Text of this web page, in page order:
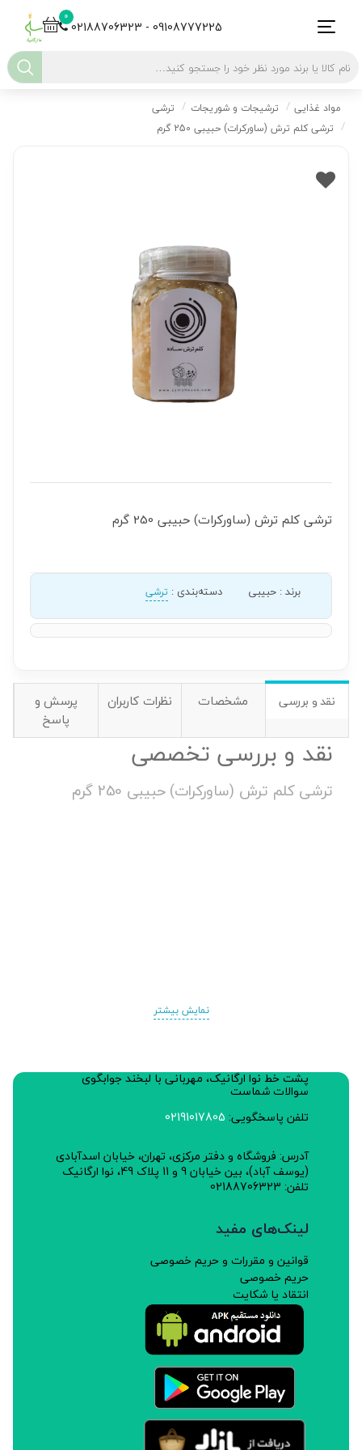
0
02188706323 - 09108777225
مواد غذایی ترشیجات و شوریجات
ترشی
ترشی کلم ترش (ساورکرات) حبیبی 250 گرم
ترشی کلم ترش (ساورکرات) حبیبی 250 گرم
برند: حبیبی دسته‌بندی : ترشی
نقد و بررسی مشخصات نظرات کاربران
پرسش و
پاسخ
نقد و بررسی تخصصی
ترشی کلم ترش (ساورکرات) حبیبی 250 گرم
نمایش بیشتر
پشت خط نوا ارگانیک، مهربانی با لبخند جوابگوی
سوالات شماست
تلفن پاسخگویی: 02191017805
آدرس: فروشگاه و دفتر مرکزی، تهران، خیابان اسدآبادی
(یوسف آباد)، بین خیابان 9 و 11 پلاک 49، نوا ارگانیک
تلفن: 02188706323
لینک‌های مفید
قوانین و مقررات و حریم خصوصی
حریم خصوصی
انتقاد یا شکایت